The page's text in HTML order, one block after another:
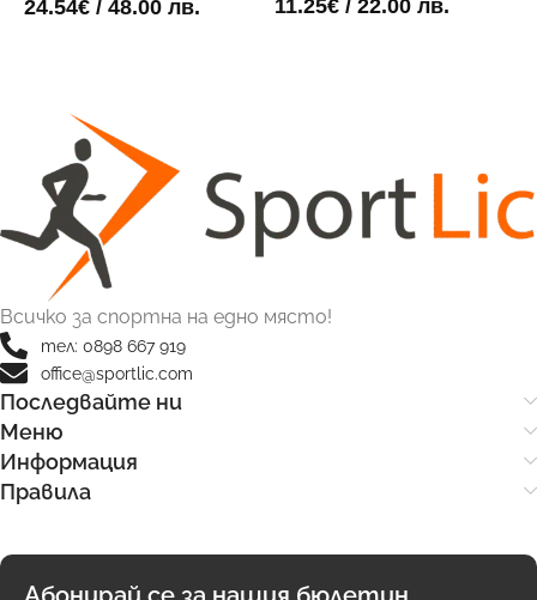
24.54€ / 48.00 лв. 11.25€/ 22.00 лв.
Всичко за спортна на едно място!
тел: 0898 667 919
office@sportlic.com
Последвайте ни
Меню
Информация
Правила